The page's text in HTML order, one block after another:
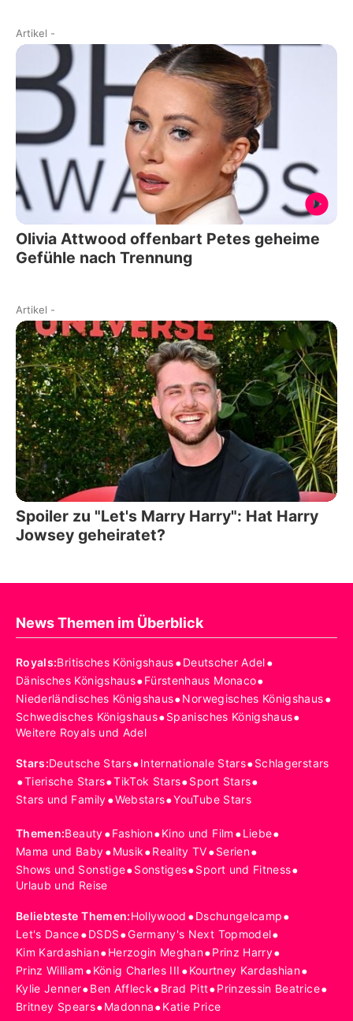
Artikel -
Olivia Attwood offenbart Petes geheime
Gefühle nach Trennung
Artikel -
Spoiler zu "Let's Marry Harry": Hat Harry
Jowsey geheiratet?
News Themen im Überblick
Royals:Britisches Königshaus•Deutscher Adel•
Dänisches Königshaus•Fürstenhaus Monaco•
Niederländisches Königshaus•Norwegisches Königshaus•
Schwedisches Königshaus•Spanisches Königshaus•
Weitere Royals und Adel
Stars:Deutsche Stars•Internationale Stars•Schlagerstars
•Tierische Stars•TikTok Stars•Sport Stars•
Stars und Family•Webstars•YouTube Stars
Themen:Beauty•Fashion•Kino und Film •Liebe•
Mama und Baby•Musik•Reality TV•Serien•
Shows und Sonstige•Sonstiges•Sport und Fitness•
Urlaub und Reise
Beliebteste Themen:Hollywood •Dschungelcamp•
Let's Dance•DSDS•Germany's Next Topmodel•
Kim Kardashian•Herzogin Meghan•Prinz Harry•
Prinz William •König Charles III •Kourtney Kardashian•
Kylie Jenner•Ben Affleck•Brad Pitt•Prinzessin Beatrice•
Britney Spears•Madonna•Katie Price